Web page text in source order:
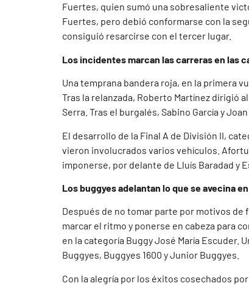
Fuertes, quien sumó una sobresaliente
Fuertes, pero debió conformarse con la
consiguió resarcirse con el tercer lugar.
Los incidentes marcan las carreras en las
Una temprana bandera roja, en la primera
Tras la relanzada, Roberto Martínez dirigió
Serra. Tras el burgalés, Sabino García y
El desarrollo de la Final A de División II,
vieron involucrados varios vehículos.
imponerse, por delante de Lluís Baradad y
Los buggyes adelantan lo que se avecina
Después de no tomar parte por motivos de
marcar el ritmo y ponerse en cabeza para
en la categoría Buggy José María Escuder.
Buggyes, Buggyes 1600 y Junior Buggyes.
Con la alegría por los éxitos cosechados